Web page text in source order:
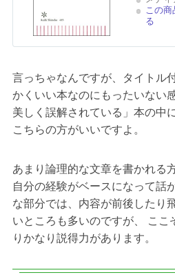
この
る
言っちゃなんですが、タイトル
かくいい本なのにもったいない
美しく誤解されている」本の中
こちらの方がいいですよ。
あまり論理的な文章を書かれる
自分の経験がベースになって話
な部分では、内容が前後したり
いところも多いのですが、 ここ
りかなり説得力があります。